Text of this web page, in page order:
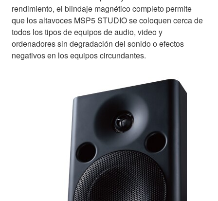
rendimiento, el blindaje magnético completo permite
que los altavoces MSP5 STUDIO se coloquen cerca de
todos los tipos de equipos de audio, video y
ordenadores sin degradación del sonido o efectos
negativos en los equipos circundantes.